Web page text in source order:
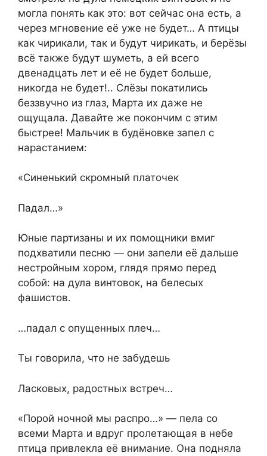
могла понять как это: вот сейчас она есть, а
через мгновение её уже не будет… А птицы
как чирикали, так и будут чирикать, и берёзы
всё также будут шуметь, а ей всего
двенадцать лет и её не будет больше,
никогда не будет!.. Слёзы покатились
беззвучно из глаз, Марта их даже не
ощущала. Давайте же покончим с этим
быстрее! Мальчик в будёновке запел с
нарастанием:
«Синенький скромный платочек
Падал…»
Юные партизаны и их помощники вмиг
подхватили песню — они запели её дальше
нестройным хором, глядя прямо перед
собой: на дула винтовок, на белесых
фашистов.
…падал с опущенных плеч…
Ты говорила, что не забудешь
Ласковых, радостных встреч…
«Порой ночной мы распро…» — пела со
всеми Марта и вдруг пролетающая в небе
птица привлекла её внимание. Она подняла